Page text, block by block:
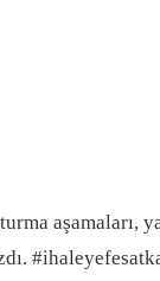
aşamaları,